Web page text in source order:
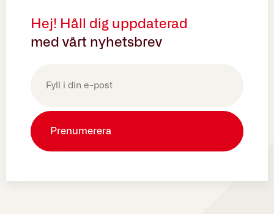
Hej! Håll dig uppdaterad
med vårt nyhetsbrev
(Obligatoriskt)